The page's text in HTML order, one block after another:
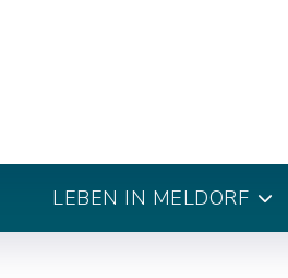
LEBEN IN MELDORF